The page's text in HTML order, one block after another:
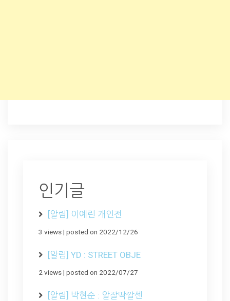
인기글
[알림] 이예린 개인전
3 views| posted on 2022/12/26
[알림] YD : STREET OBJE
2 views| posted on 2022/07/27
[알림] 박현순 : 알잘딱깔센